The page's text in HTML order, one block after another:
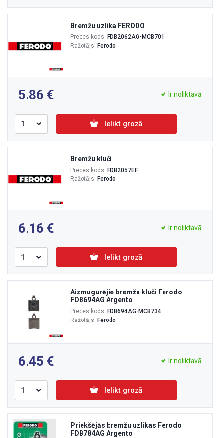
Bremžu uzlika FERODO
Preces kods: FDB2062AG-MCB701
Ražotājs: Ferodo
5.86 Ir noliktavā
Ielikt grozā
Bremžu kluči
Preces kods: FDB2057EF
Ražotājs: Ferodo
6.16 Ir noliktavā
Ielikt grozā
Aizmugurējie bremžu kluči Ferodo
FDB694AG Argento
Preces kods: FDB694AG-MCB734
Ražotājs: Ferodo
6.45 Ir noliktavā
Ielikt grozā
Priekšējās bremžu uzlikas Ferodo
FDB784AG Argento